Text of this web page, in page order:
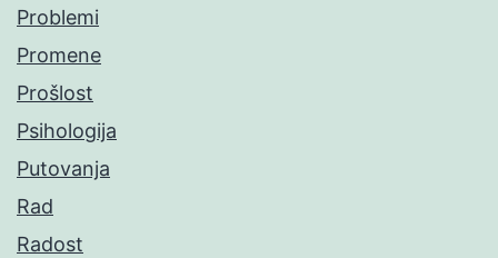
Problemi
Promene
Prošlost
Psihologija
Putovanja
Rad
Radost